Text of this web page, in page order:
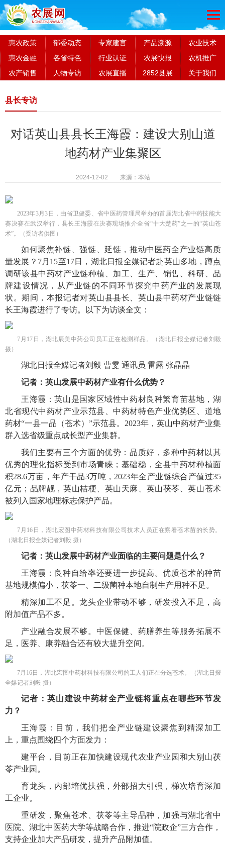
惠农政策 部委动态 专家建言 产品溯源
农业技术
惠农金融
各省特色 行业认证 农展快报
农机推广
农产销售
人物专访 农展直播 2852县展 关于我们
县长专访
对话英山县县长王海霞：建设大别山道
地药材产业集聚区
2024-12-02 来源：本站
2023年3月3日，由省卫健委、省中医药管理局举办的首届湖北省中药技能大
赛决赛在武汉举行，县长王海霞在决赛现场推介全省“十大楚药”之一的“英山苍
术”。（受访者供图）
如何聚焦补链、强链、延链，推动中医药全产业链高质
量发展？7月15至17日，湖北日报全媒记者赴英山多地，蹲点
调研该县中药材产业链种植、加工、生产、销售、科研、品
牌建设情况，从产业链的不同环节探究中药产业的发展现
状。期间，本报记者对英山县县长、英山县中药材产业链链
长王海霞进行了专访。以下为访谈全文：
7月17日，湖北辰美中药公司员工正在检测样品。（湖北日报全媒记者刘毅
摄）
湖北日报全媒记者刘毅 曹雯 通讯员 雷露 张晶晶
记者：英山发展中药材产业有什么优势？
王海霞：英山是国家区域性中药材良种繁育苗基地，湖
北省现代中药材产业示范县、中药材特色产业优势区、道地
药材“一县一品（苍术）”示范县。2023年，英山中药材产业集
群入选省级重点成长型产业集群。
我们主要有三个方面的优势：品质好，多种中药材以其
优秀的理化指标受到市场青睐；基础稳，全县中药材种植面
积28.6万亩，年产干品3万吨，2023年全产业链综合产值过35
亿元；品牌靓，英山桔梗、英山天麻、英山茯苓、英山苍术
被列入国家地理标志保护产品。
7月16日，湖北宏图中药材科技有限公司技术人员正在察看苍术苗的长势。
（湖北日报全媒记者刘毅 摄）
记者：英山发展中药材产业面临的主要问题是什么？
王海霞：良种自给率还要进一步提高。优质苍术的种苗
基地规模偏小，茯苓一、二级菌种本地自制生产用种不足。
精深加工不足。龙头企业带动不够，研发投入不足，高
附加值产品不多。
产业融合发展不够。中医保健、药膳养生等服务拓展不
足，医养、康养融合还有较大提升空间。
7月16日，湖北宏图中药材科技有限公司的工人们正在分选苍术。（湖北日报
全媒记者刘毅 摄）
记者：英山建设中药材全产业链将重点在哪些环节发
力？
王海霞：目前，我们把全产业链建设聚焦到精深加工
上，重点围绕四个方面发力：
建平台，目前正在加快建设现代农业产业园和大别山茯
苓产业园。
育龙头，内部培优扶强，外部招大引强，梯次培育深加
工企业。
重研发，聚焦苍术、茯苓等主导品种，加强与湖北省中
医院、湖北中医药大学等战略合作，推进“院政企”三方合作，
支持企业加大产品研发，提升产品附加值。